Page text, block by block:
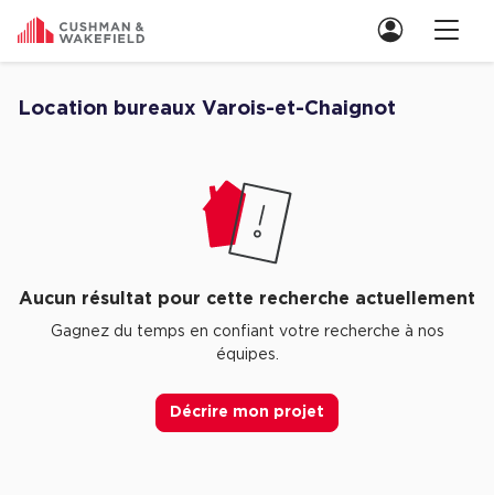
Location de Bureaux à Paris
Location de Bureaux à Lyon
Achat de Bureaux à Paris
Nous contacter
Location bureaux Varois-et-Chaignot
Aucun résultat pour cette recherche actuellement
Gagnez du temps en confiant votre recherche à nos
équipes.
Décrire mon projet